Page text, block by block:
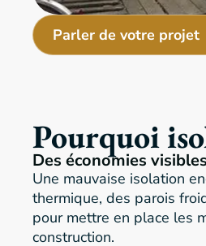
Parler de votre projet
Pourquoi
Des économies
Une mauvaise isolation
thermique, des parois
pour mettre en place les
construction.